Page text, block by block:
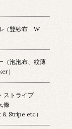
（雙紗布 W
（泡泡布、紋薄
）
ストライプ
,條
Stripe etc）